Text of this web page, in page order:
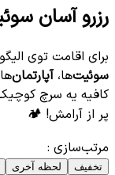
رزرو آسان
برای اقامت توی
سوئیت‌ها،آپارتمان‌
کافیه یه سرچ
پر از آرامش! 🏕️
مرتب‌سازی :
تخفیف لحظه آخری